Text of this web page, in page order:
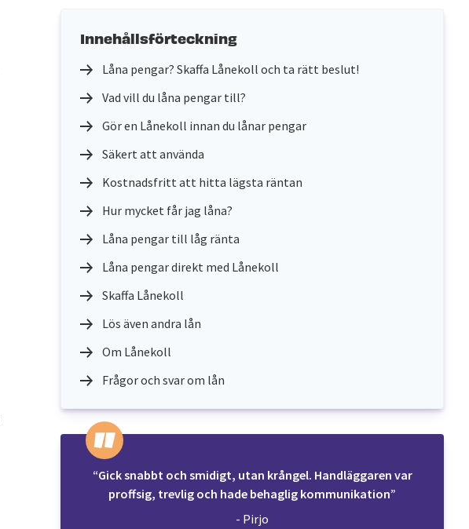
Innehållsförteckning
Låna pengar? Skaffa Lånekoll och ta rätt beslut!
Vad vill du låna pengar till?
Gör en Lånekoll innan du lånar pengar
Säkert att använda
Kostnadsfritt att hitta lägsta räntan
Hur mycket får jag låna?
Låna pengar till låg ränta
Låna pengar direkt med Lånekoll
Skaffa Lånekoll
Lös även andra lån
Om Lånekoll
Frågor och svar om lån
“Gick snabbt och smidigt, utan krångel. Handläggaren var
proffsig, trevlig och hade behaglig kommunikation”
- Pirjo